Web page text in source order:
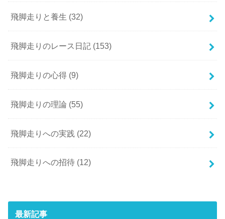
飛脚走りと養生 (32)
飛脚走りのレース日記 (153)
飛脚走りの心得 (9)
飛脚走りの理論 (55)
飛脚走りへの実践 (22)
飛脚走りへの招待 (12)
最新記事